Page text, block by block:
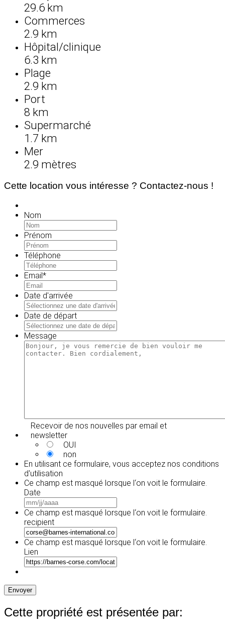
29.6 km
Commerces
2.9 km
Hôpital/clinique
6.3 km
Plage
2.9 km
Port
8 km
Supermarché
1.7 km
Mer
2.9 mètres
Cette location vous intéresse ? Contactez-nous !
Nom
Prénom
Téléphone
Email*
Date d'arrivée
JJ
slash
AAAA
Date de départ
JJ
slash
Message
Recevoir de nos nouvelles par email et
newsletter
OUI
non
En utilisant ce formulaire, vous acceptez nos conditions
d'utilisation
Ce champ est masqué lorsque l‘on voit le formulaire.
Date
slash
slash
AAAA
Ce champ est masqué lorsque l‘on voit le formulaire.
recipient
Ce champ est masqué lorsque l‘on voit le formulaire.
Lien
Envoyer
Cette propriété est présentée par: